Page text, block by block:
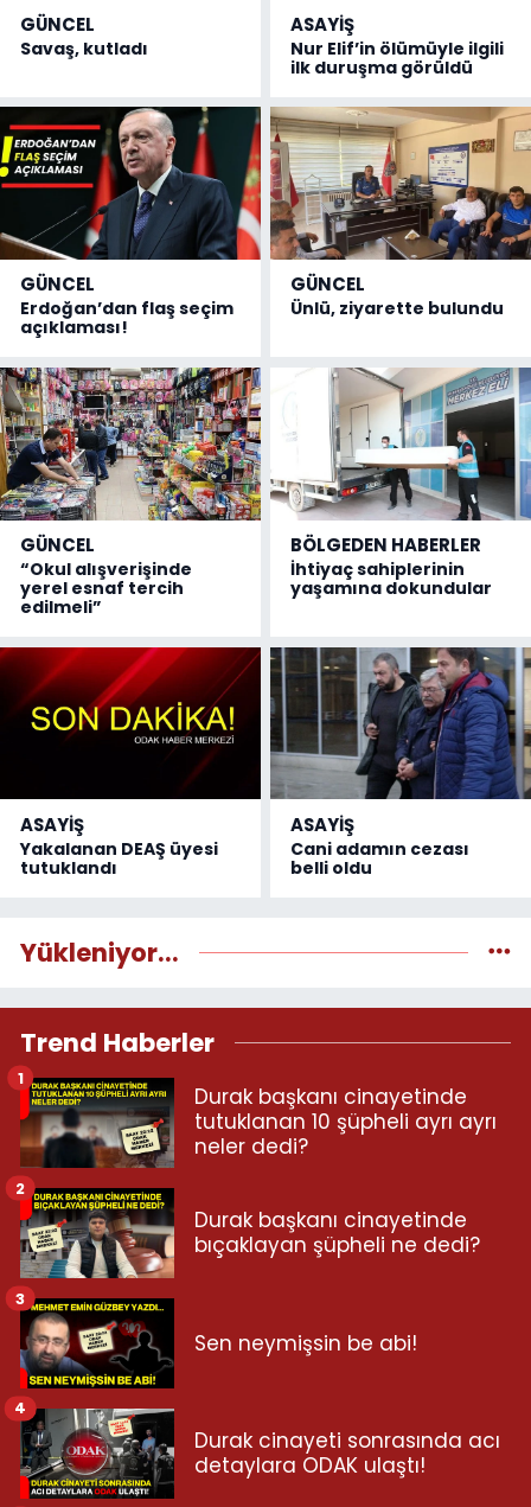
GÜNCEL
Savaş, kutladı
ASAYİŞ
Nur Elif’in ölümüyle ilgili
ilk duruşma görüldü
GÜNCEL
Erdoğan’dan flaş seçim
açıklaması!
GÜNCEL
Ünlü, ziyarette bulundu
GÜNCEL
“Okul alışverişinde
yerel esnaf tercih
edilmeli”
BÖLGEDEN HABERLER
İhtiyaç sahiplerinin
yaşamına dokundular
ASAYİŞ
Yakalanan DEAŞ üyesi
tutuklandı
ASAYİŞ
Cani adamın cezası
belli oldu
Yükleniyor...
Trend Haberler
Durak başkanı cinayetinde
tutuklanan 10 şüpheli ayrı ayrı
neler dedi?
1
Durak başkanı cinayetinde
bıçaklayan şüpheli ne dedi?
2
Sen neymişsin be abi!
3
Durak cinayeti sonrasında acı
detaylara ODAK ulaştı!
4